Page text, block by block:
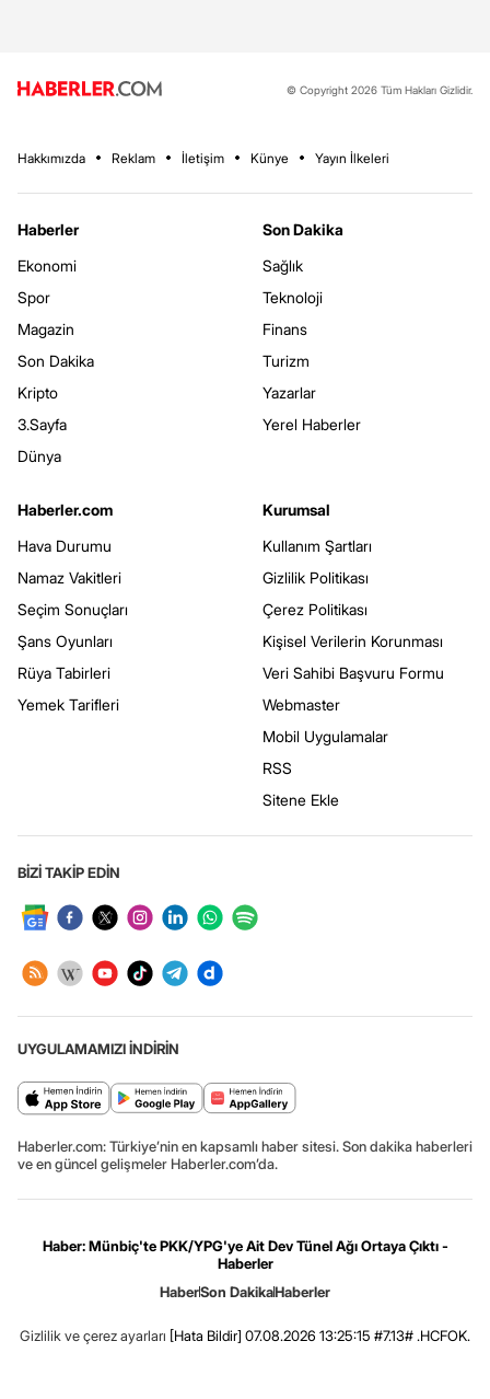
© Copyright 2026 Tüm Hakları Gizlidir.
Hakkımızda Reklam İletişim Künye Yayın İlkeleri
Haberler
Ekonomi
Spor
Magazin
Son Dakika
Kripto
3.Sayfa
Dünya
Son Dakika
Sağlık
Teknoloji
Finans
Turizm
Yazarlar
Yerel Haberler
Haberler.com
Hava Durumu
Namaz Vakitleri
Seçim Sonuçları
Şans Oyunları
Rüya Tabirleri
Yemek Tarifleri
Kurumsal
Kullanım Şartları
Gizlilik Politikası
Çerez Politikası
Kişisel Verilerin Korunması
Veri Sahibi Başvuru Formu
Webmaster
Mobil Uygulamalar
RSS
Sitene Ekle
BİZİ TAKİP EDİN
UYGULAMAMIZI İNDİRİN
Haberler.com: Türkiye’nin en kapsamlı haber sitesi. Son dakika haberleri
ve en güncel gelişmeler Haberler.com’da.
Haber: Münbiç'te PKK/YPG'ye Ait Dev Tünel Ağı Ortaya Çıktı -
Haberler
HaberSon DakikaHaberler
Gizlilik ve çerez ayarları [Hata Bildir] 07.08.2026 13:25:15 #7.13# .HCFOK.